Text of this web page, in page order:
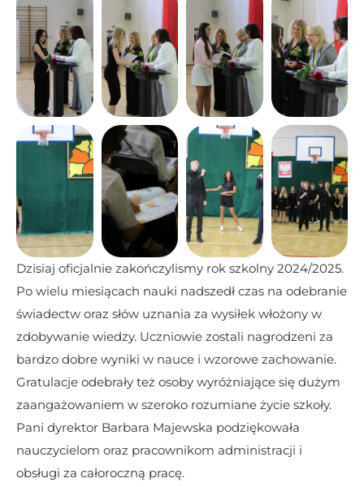
Dzisiaj oficjalnie zakończylismy rok szkolny 2024/2025.
Po wielu miesiącach nauki nadszedł czas na odebranie
świadectw oraz słów uznania za wysiłek włożony w
zdobywanie wiedzy. Uczniowie zostali nagrodzeni za
bardzo dobre wyniki w nauce i wzorowe zachowanie.
Gratulacje odebrały też osoby wyróżniające się dużym
zaangażowaniem w szeroko rozumiane życie szkoły.
Pani dyrektor Barbara Majewska podziękowała
nauczycielom oraz pracownikom administracji i
obsługi za całoroczną pracę.